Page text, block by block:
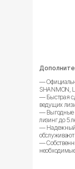
—
SHANMON,
— Быстрая
ведущих
— Выгодные
лизинг до 5
— Надежный
—